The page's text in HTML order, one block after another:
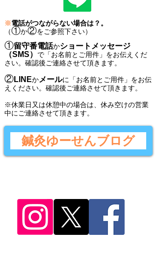
※電話がつながらない場合は？。
（①か②をご参照下さい）
①留守番電話かショートメッセージ
（SMS） で 「お名前とご用件 」 をお伝えくだ
さい。 確認後ご連絡させて頂きます。
②LINEかメールに 「お名前とご用件 」 をお伝
えください。 確認後ご連絡させて頂きます。
​※休業日又は休憩中の場合は、休み空けの営業
中にご連絡させて頂きます。
鍼灸ゆーせんブログ